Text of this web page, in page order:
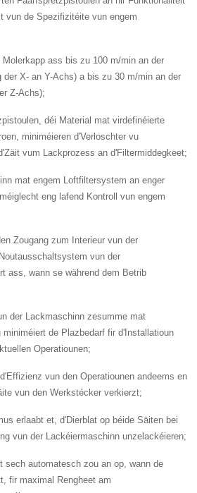
vun de Spezifizitéite vun engem
ass bis zu 100 m/min an der
der X- an Y-Achs) a bis zu 30 m/min an der
Z-Achs);
déi Material mat virdefinéierte
miniméieren d'Verloschter vu
vum Lackprozess an d'Filtermiddegkeet;
mat engem Loftfiltersystem an enger
eng lafend Kontroll vun engem
Zougang zum Interieur vun der
vun der
ass, wann se während dem Betrib
der Lackmaschinn zesumme mat
de Plazbedarf fir d'Installatioun
Operatiounen;
vun den Operatiounen andeems en
vun den Werkstécker verkierzt;
erlaabt et, d'Dierblat op béide Säiten bei
vun der Lackéiermaschinn unzelackéieren;
sech automatesch zou an op, wann de
fir maximal Rengheet am